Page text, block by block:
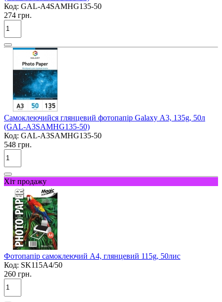
Код: GAL-A4SAMHG135-50
274 грн.
Самоклеючийся глянцевий фотопапір Galaxy А3, 135g, 50л
(GAL-A3SAMHG135-50)
Код: GAL-A3SAMHG135-50
548 грн.
Хіт продажу
Фотопапір самоклеючий A4, глянцевий 115g, 50лис
Код: SK115A4/50
260 грн.